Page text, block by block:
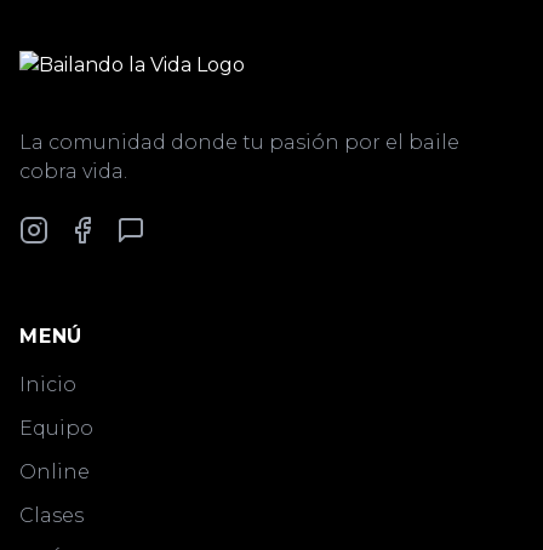
La comunidad donde tu pasión por el baile
cobra vida.
MENÚ
Inicio
Equipo
Online
Clases